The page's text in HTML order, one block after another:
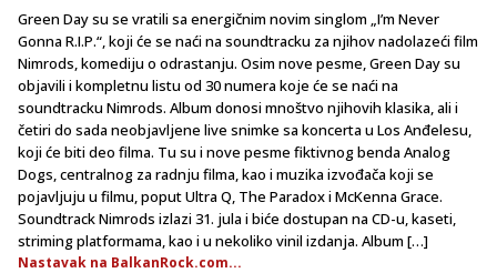
Green Day su se vratili sa energičnim novim singlom „I’m Never
Gonna R.I.P.“, koji će se naći na soundtracku za njihov nadolazeći film
Nimrods, komediju o odrastanju. Osim nove pesme, Green Day su
objavili i kompletnu listu od 30 numera koje će se naći na
soundtracku Nimrods. Album donosi mnoštvo njihovih klasika, ali i
četiri do sada neobjavljene live snimke sa koncerta u Los Anđelesu,
koji će biti deo filma. Tu su i nove pesme fiktivnog benda Analog
Dogs, centralnog za radnju filma, kao i muzika izvođača koji se
pojavljuju u filmu, poput Ultra Q, The Paradox i McKenna Grace.
Soundtrack Nimrods izlazi 31. jula i biće dostupan na CD-u, kaseti,
striming platformama, kao i u nekoliko vinil izdanja. Album […]
Nastavak na BalkanRock.com...